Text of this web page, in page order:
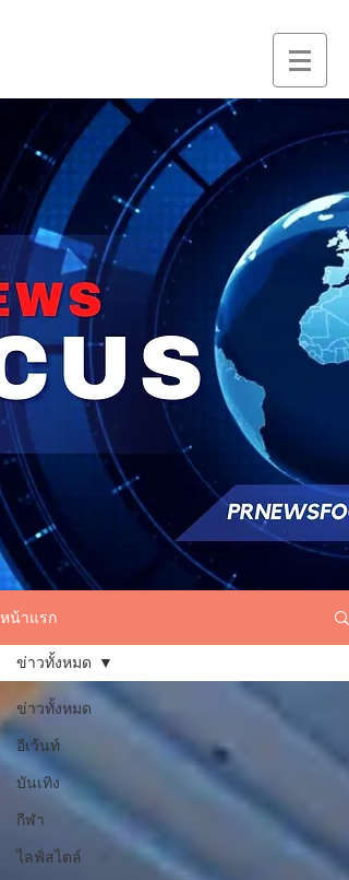
หน้าแรก
ข่าวทั้งหมด
อีเว้นท์
บันเทิง
กีฬา
ไลฟ์สไตล์
ข่าวทั้งหมด